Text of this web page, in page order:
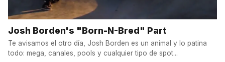
Josh Borden's "Born-N-Bred" Part
Te avisamos el otro día, Josh Borden es un animal y lo patina
todo: mega, canales, pools y cualquier tipo de spot...